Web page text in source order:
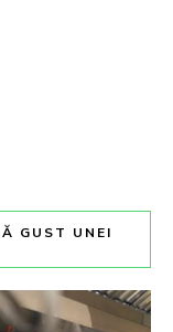
GUST UNEI